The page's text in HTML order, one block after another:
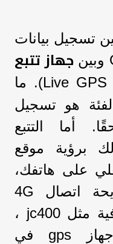
تسجيل بيانات
جهاز تتبع
المباشر (Live GPS Tracking). ما
هو تسجيل
أما التتبع
برؤية موقع
على هاتفك،
فهو ميزة تتطلب شريحة اتصال 4G
وتوجد في أجهزة احترافية مثل jc400 ،
والتي يختلف سعر جهاز gps في